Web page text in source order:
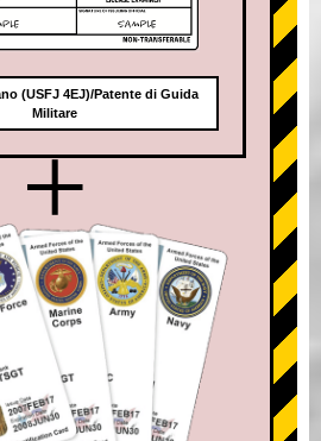
(USFJ 4EJ)/Patente di Guida
Militare
+